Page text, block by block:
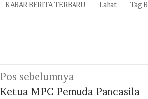
KABAR BERITA TERBARU
Lahat Tag
Navigasi
pos
Pos sebelumnya
Ketua MPC Pemuda Pancasila